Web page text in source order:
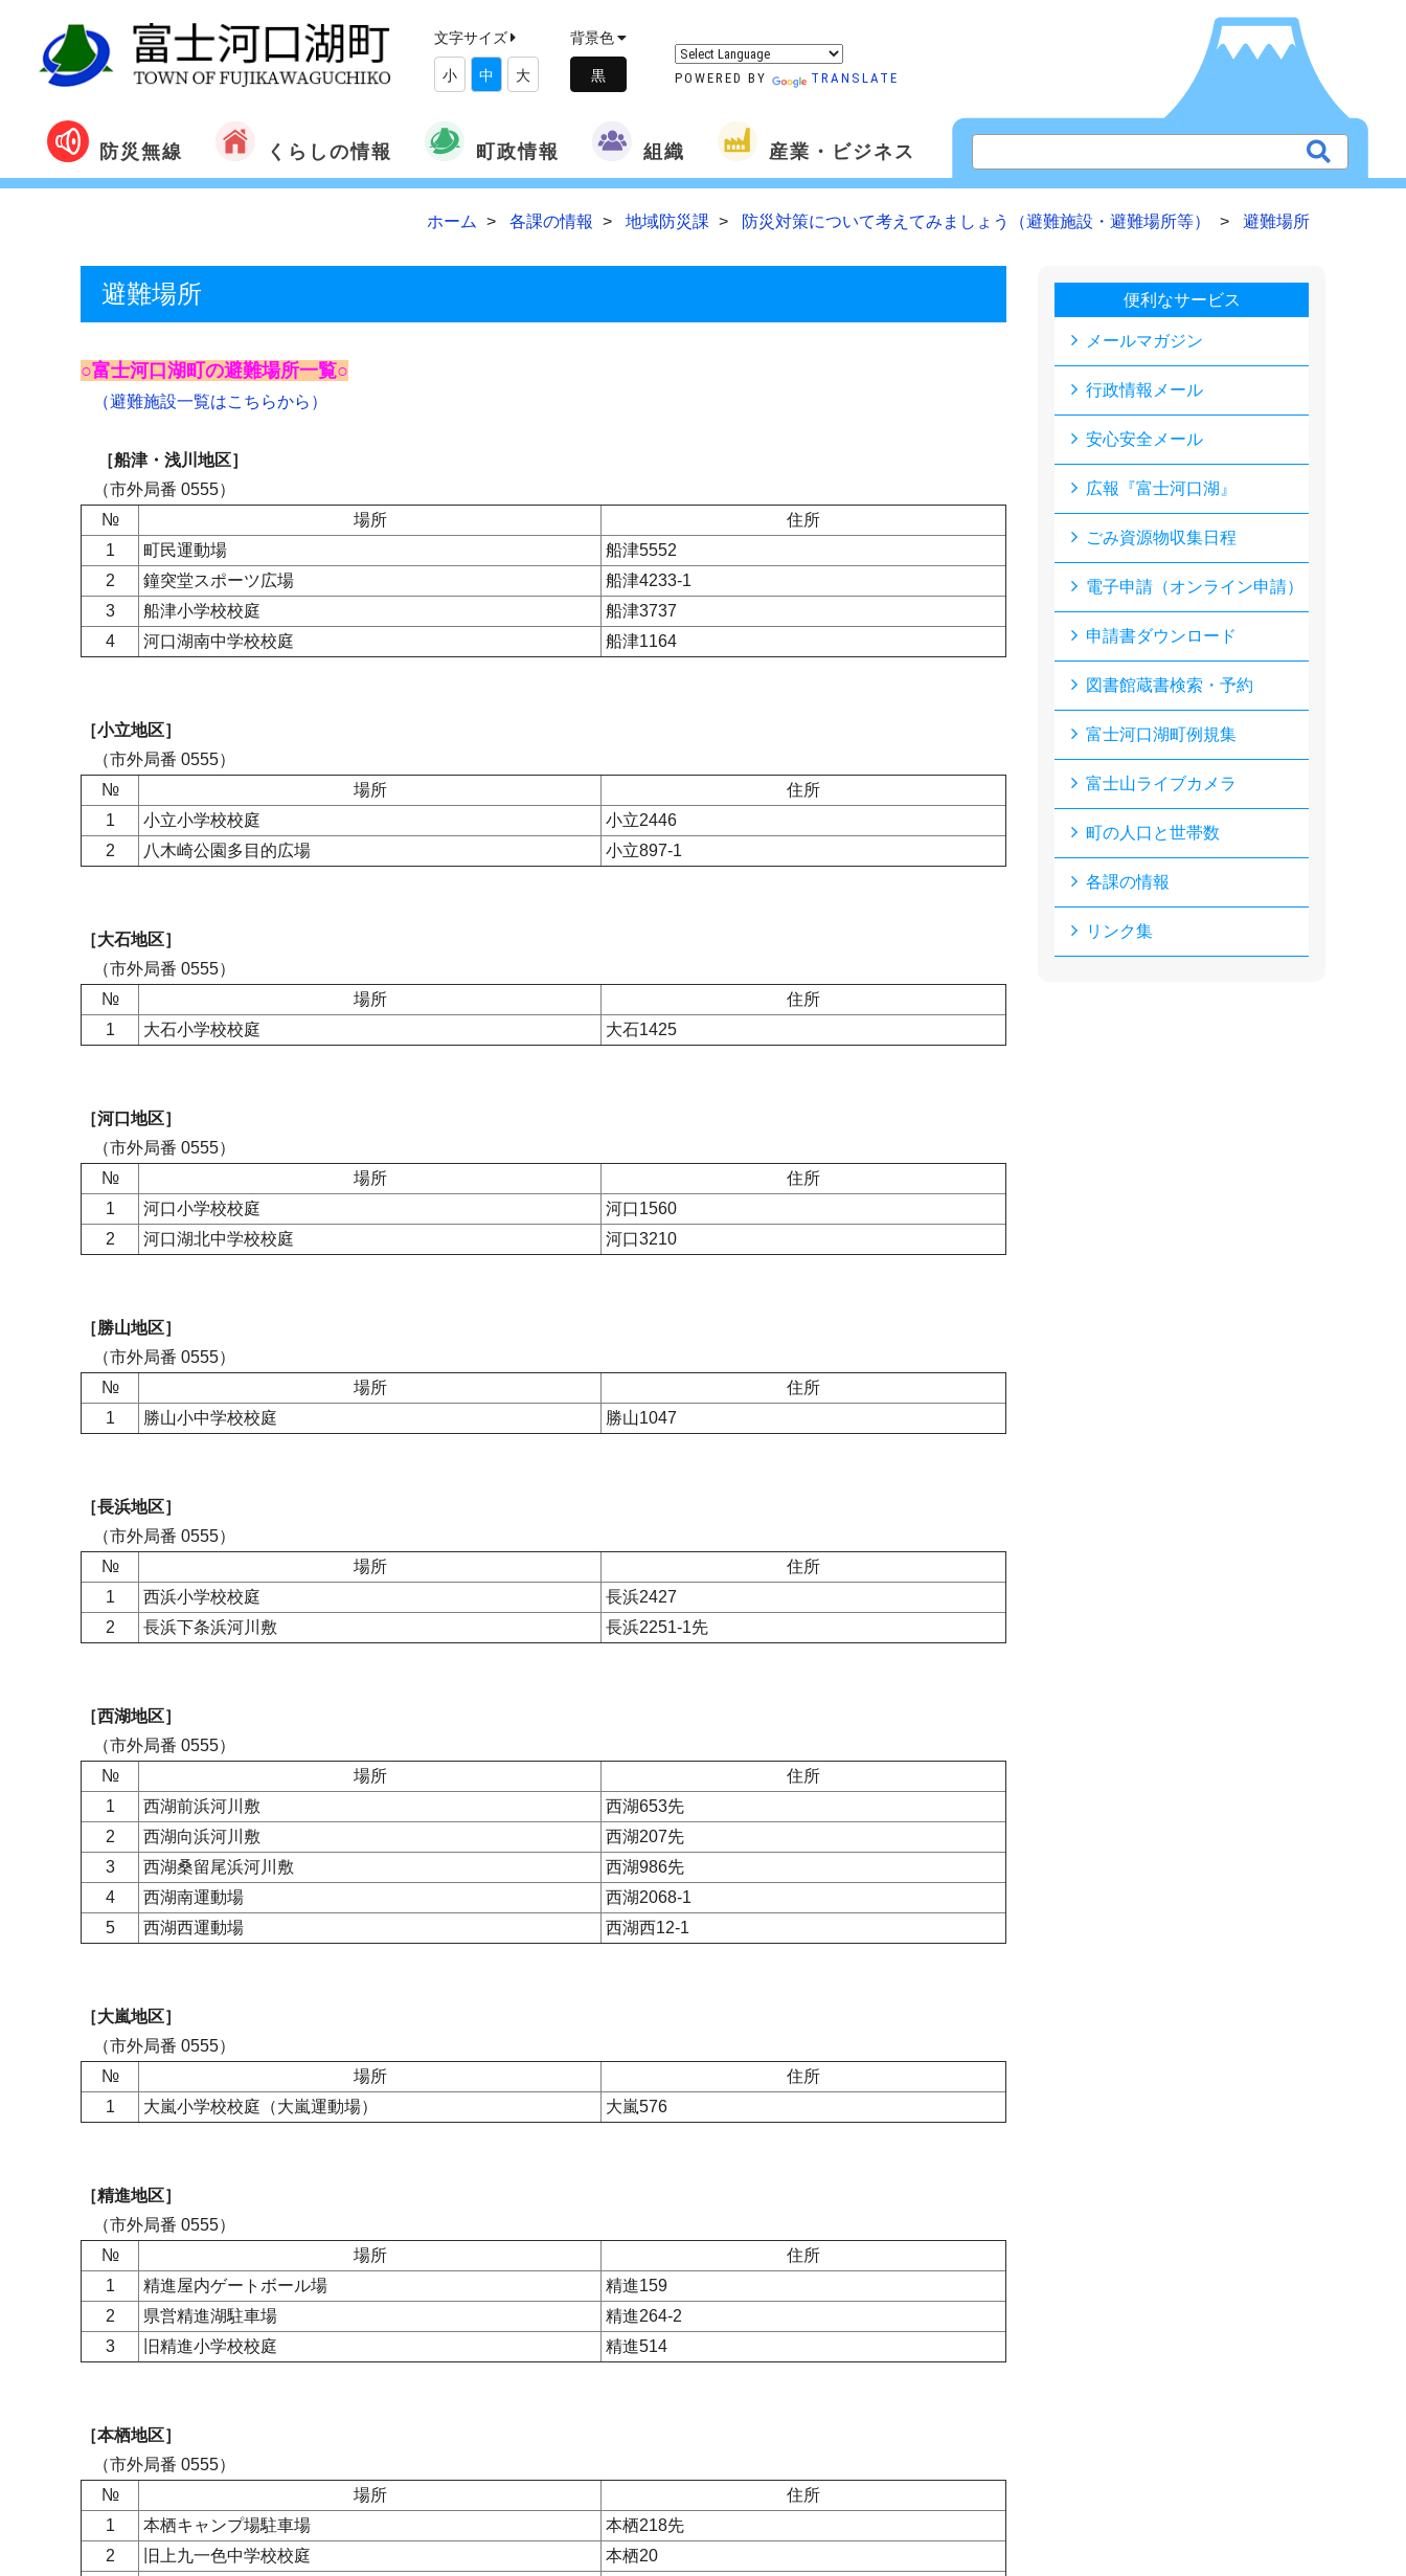
文字サイズ
小 中 大
背景色
POWERED BY TRANSLATE
防災無線 くらしの情報 町政情報 組織 産業・ビジネス
ホーム 各課の情報 地域防災課 防災対策について考えてみましょう（避難施設・避難場所等） 避難場所
避難場所
○富士河口湖町の避難場所一覧○
（避難施設一覧はこちらから）
［船津・浅川地区］
（市外局番 0555）
№
場所
住所
1
町民運動場
船津5552
2
鐘突堂スポーツ広場
船津4233-1
3
船津小学校校庭
船津3737
4
河口湖南中学校校庭 船津1164
［小立地区］
（市外局番 0555）
№
場所
住所
1
小立小学校校庭
小立2446
2
八木崎公園多目的広場 小立897-1
［大石地区］
（市外局番 0555）
№
場所
住所
1
大石小学校校庭 大石1425
［河口地区］
（市外局番 0555）
№
場所
住所
1
河口小学校校庭
河口1560
2
河口湖北中学校校庭 河口3210
［勝山地区］
（市外局番 0555）
№
場所
住所
1
勝山小中学校校庭 勝山1047
［長浜地区］
（市外局番 0555）
№
場所
住所
1
西浜小学校校庭
長浜2427
2
長浜下条浜河川敷 長浜2251-1先
［西湖地区］
（市外局番 0555）
№
場所
住所
1
西湖前浜河川敷
西湖653先
2
西湖向浜河川敷
西湖207先
3
西湖桑留尾浜河川敷
西湖986先
4
西湖南運動場
西湖2068-1
5
西湖西運動場 西湖西12-1
［大嵐地区］
（市外局番 0555）
№
場所
住所
1
大嵐小学校校庭（大嵐運動場） 大嵐576
［精進地区］
（市外局番 0555）
№
場所
住所
1
精進屋内ゲートボール場
精進159
2
県営精進湖駐車場
精進264-2
3
旧精進小学校校庭 精進514
［本栖地区］
（市外局番 0555）
№
場所
住所
1
本栖キャンプ場駐車場
本栖218先
2
旧上九一色中学校校庭
本栖20
便利なサービス
メールマガジン
行政情報メール
安心安全メール
広報『富士河口湖』
ごみ資源物収集日程
電子申請（オンライン申請）
申請書ダウンロード
図書館蔵書検索・予約
富士河口湖町例規集
富士山ライブカメラ
町の人口と世帯数
各課の情報
リンク集